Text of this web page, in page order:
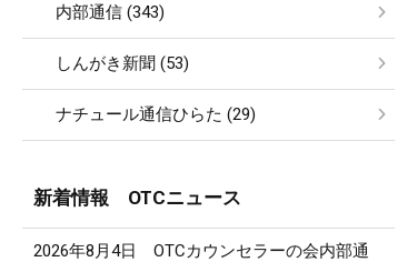
内部通信 (343)
しんがき新聞 (53)
ナチュール通信ひらた (29)
新着情報 OTCニュース
2026年8月4日 OTCカウンセラーの会内部通